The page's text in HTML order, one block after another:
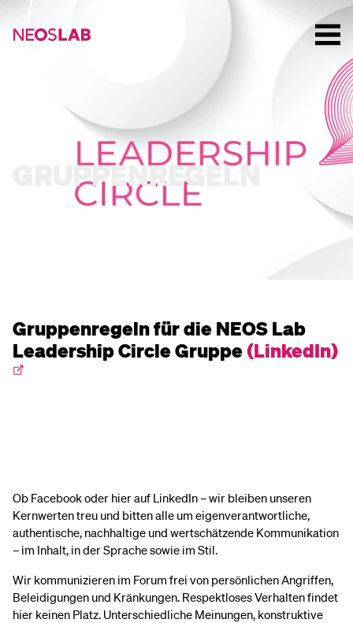
GRUPPENREGELN
Gruppenregeln für die NEOS Lab
Leadership Circle Gruppe(LinkedIn)
Ob Facebook oder hier auf LinkedIn – wir bleiben unseren
Kernwerten treu und bitten alle um eigenverantwortliche,
authentische, nachhaltige und wertschätzende Kommunikation
– im Inhalt, in der Sprache sowie im Stil.
Wir kommunizieren im Forum frei von persönlichen Angriffen,
Beleidigungen und Kränkungen. Respektloses Verhalten findet
hier keinen Platz. Unterschiedliche Meinungen, konstruktive